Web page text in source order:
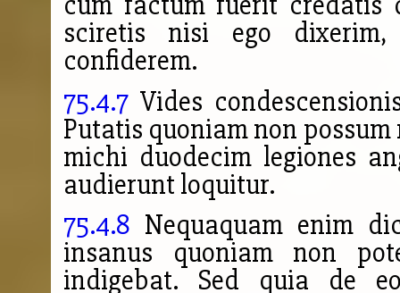
sciretis nisi ego dixerim,
confiderem.
75.4.7Vides
Putatis quoniam non
michi duodecim legiones
audierunt loquitur.
75.4.8 Nequaquam enim
insanus quoniam non
indigebat. Sed quia de